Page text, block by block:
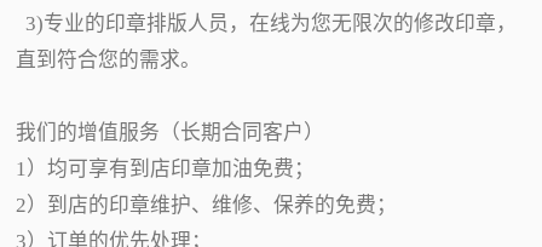
3)专业的印章排版人员，在线为您无限次的修改印章，
直到符合您的需求。
我们的增值服务（长期合同客户）
1）均可享有到店印章加油免费；
2）到店的印章维护、维修、保养的免费；
3）订单的优先处理；